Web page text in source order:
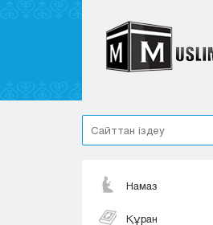
Намаз
Құран